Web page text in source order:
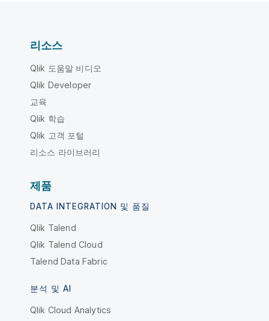
리소스
Qlik 도움말 비디오
Qlik Developer
교육
Qlik 학습
Qlik 고객 포털
리소스 라이브러리
제품
DATA INTEGRATION 및 품질
Qlik Talend
Qlik Talend Cloud
Talend Data Fabric
분석 및 AI
Qlik Cloud Analytics